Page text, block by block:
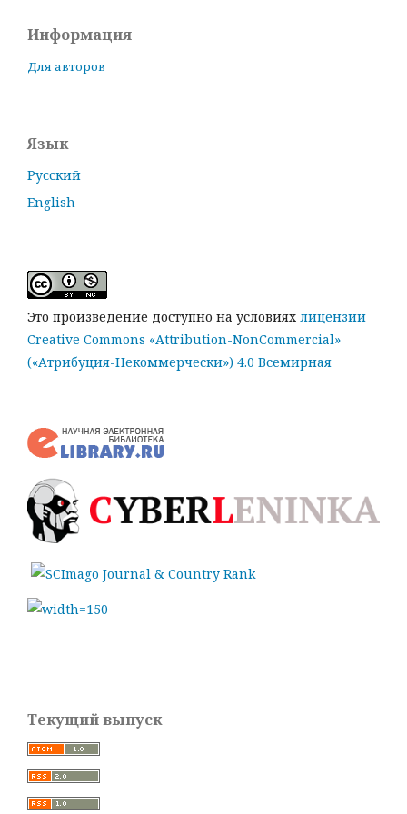
Информация
Для авторов
Язык
Русский
English
Это произведение доступно на условиях лицензии
Creative Commons «Attribution-NonCommercial»
(«Атрибуция-Некоммерчески») 4.0 Всемирная
Текущий выпуск